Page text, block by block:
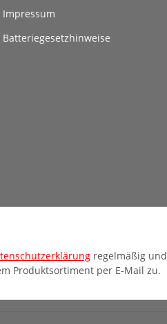
Impressum
Batteriegesetzhinweise
regelmäßig und
Produktsortiment per E-Mail zu.